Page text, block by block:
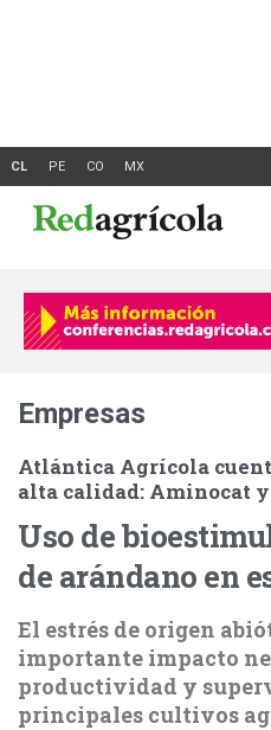
Empresas
Atlántica Agrícola
alta calidad: Aminocat
Uso de
de arándano en
El estrés de origen
importante impacto
productividad y
principales cultivos